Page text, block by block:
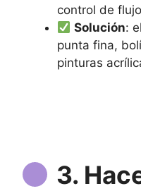
control de
Solución:
punta fina,
pinturas
3.